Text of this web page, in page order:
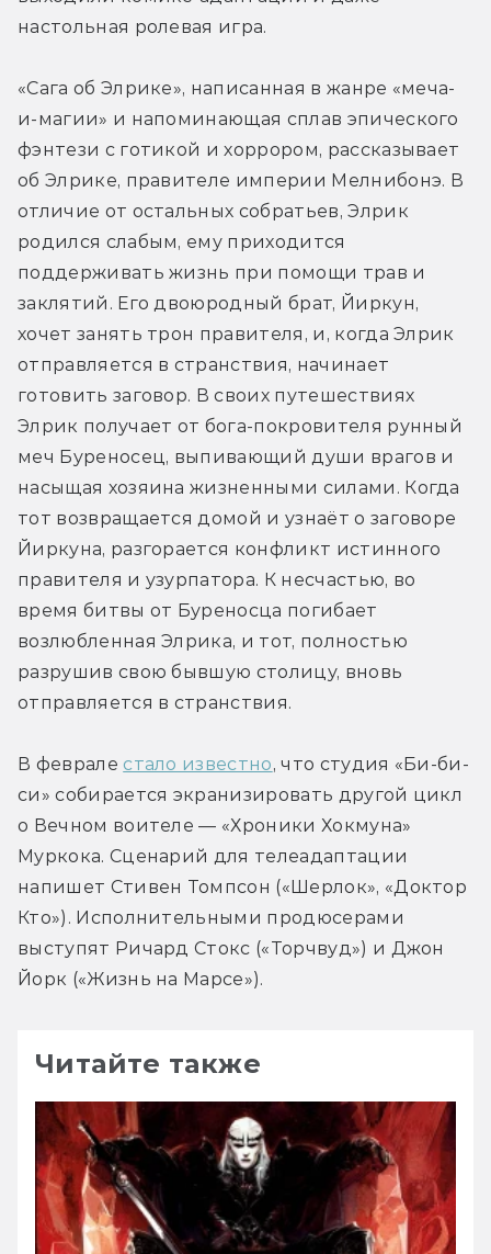
настольная ролевая игра.
«Сага об Элрике», написанная в жанре «меча-
и-магии» и напоминающая сплав эпического
фэнтези с готикой и хоррором, рассказывает
об Элрике, правителе империи Мелнибонэ. В
отличие от остальных собратьев, Элрик
родился слабым, ему приходится
поддерживать жизнь при помощи трав и
заклятий. Его двоюродный брат, Йиркун,
хочет занять трон правителя, и, когда Элрик
отправляется в странствия, начинает
готовить заговор. В своих путешествиях
Элрик получает от бога-покровителя рунный
меч Буреносец, выпивающий души врагов и
насыщая хозяина жизненными силами. Когда
тот возвращается домой и узнаёт о заговоре
Йиркуна, разгорается конфликт истинного
правителя и узурпатора. К несчастью, во
время битвы от Буреносца погибает
возлюбленная Элрика, и тот, полностью
разрушив свою бывшую столицу, вновь
отправляется в странствия.
В феврале стало известно, что студия «Би-би-
си» собирается экранизировать другой цикл
о Вечном воителе — «Хроники Хокмуна»
Муркока. Сценарий для телеадаптации
напишет Стивен Томпсон («Шерлок», «Доктор
Кто»). Исполнительными продюсерами
выступят Ричард Стокс («Торчвуд») и Джон
Йорк («Жизнь на Марсе»).
Читайте также